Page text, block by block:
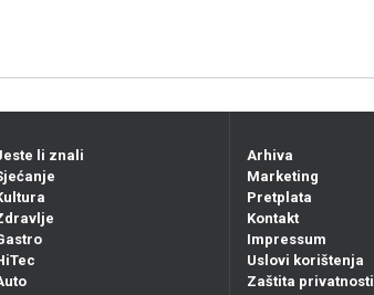
li znali
Arhiva
Marketing
Pretplata
Kontakt
Impressum
Uslovi korištenja
Zaštita privatnosti